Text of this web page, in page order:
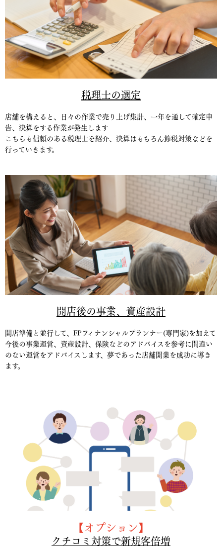
税理士の選定
店舗を構えると、日々の作業で売り上げ集計、一年を通して確定申
告、決算をする作業が発生します
こちらも信頼のある税理士を紹介、決算はもちろん節税対策などを
行っていきます。
開店後の事業、資産設計
開店準備と並行して、FPフィナンシャルプランナー(専門家)を加えて
今後の事業運営、資産設計、保険などのアドバイスを参考に間違い
のない運営をアドバイスします、夢であった店舗開業を成功に導き
ます。
【オプション】
クチコミ対策で新規客倍増